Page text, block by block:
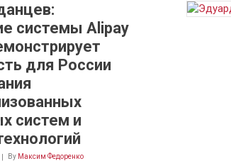
системы Alipay
для России
систем и
By Максим Федоренко